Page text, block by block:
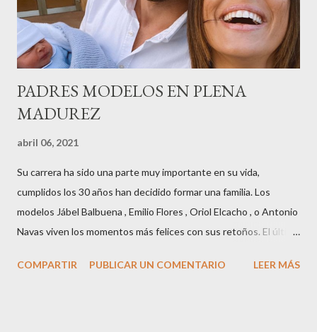
de comunicación, en una velada inolvidable bajo el lema “Cien
años peinando almas, creando belleza,i...
PADRES MODELOS EN PLENA
MADUREZ
abril 06, 2021
Su carrera ha sido una parte muy importante en su vida,
cumplidos los 30 años han decidido formar una familia. Los
modelos Jábel Balbuena , Emilio Flores , Oriol Elcacho , o Antonio
Navas viven los momentos más felices con sus retoños. El último
M ateo nació en Barcelona hace poco más de una semana. El top
COMPARTIR PUBLICAR UN COMENTARIO LEER MÁS